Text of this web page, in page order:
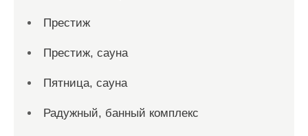
Престиж
Престиж, сауна
Пятница, сауна
Радужный, банный комплекс